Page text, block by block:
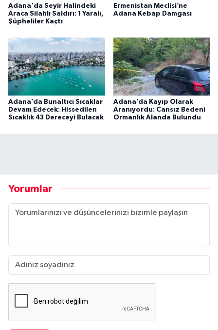
Adana'da Seyir Halindeki
Araca Silahlı Saldırı: 1 Yaralı,
Şüpheliler Kaçtı
Ermenistan Meclisi’ne
Adana Kebap Damgası
Adana’da Bunaltıcı Sıcaklar
Devam Edecek: Hissedilen
Sıcaklık 43 Dereceyi Bulacak
Adana’da Kayıp Olarak
Aranıyordu: Cansız Bedeni
Ormanlık Alanda Bulundu
Yorumlar